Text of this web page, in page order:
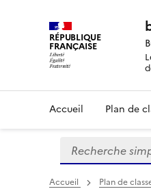
RÉPUBLIQUE
FRANÇAISE
Accueil Plan de
Formulaire
de
recherche
Recherche
Accueil Plan de